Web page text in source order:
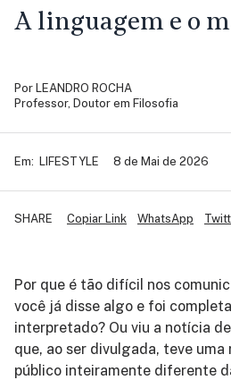
A linguagem e o
Por LEANDRO ROCHA
Professor, Doutor em Filosofia
Em: LIFESTYLE 8 de Mai de 2026
Copiar Link WhatsApp
SHARE
Por que é tão difícil nos
você já disse algo e foi
interpretado? Ou viu a notícia
que, ao ser divulgada, teve
público inteiramente diferente